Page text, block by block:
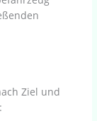
Ziel und